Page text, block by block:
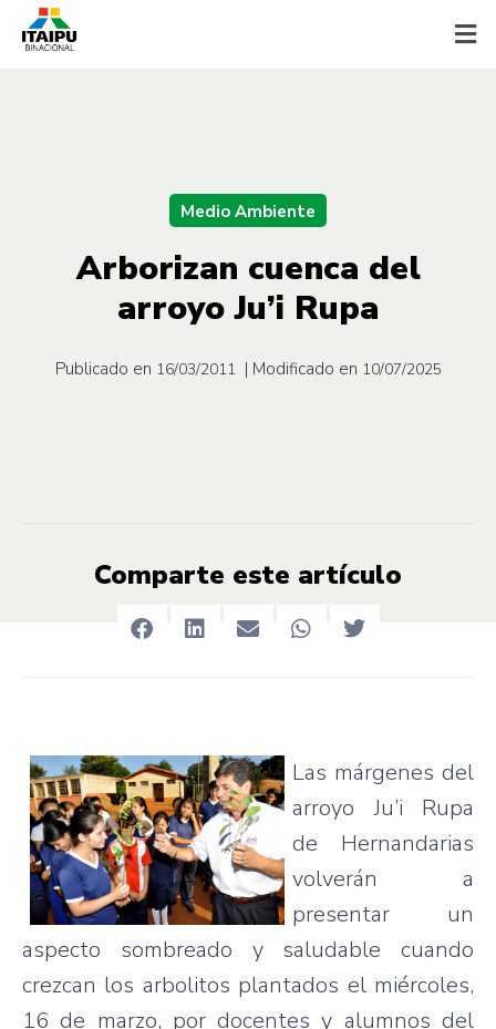
Medio Ambiente
Arborizan cuenca del
arroyo Ju’i Rupa
Publicado en 16/03/2011 | Modificado en 10/07/2025
Comparte este artículo
Las márgenes del
arroyo Ju’i Rupa
de Hernandarias
volverán a
presentar un
aspecto sombreado y saludable cuando
crezcan los arbolitos plantados el miércoles,
16 de marzo, por docentes y alumnos del